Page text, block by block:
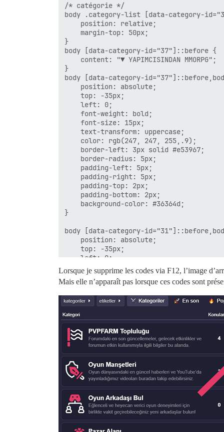
/* catégorie */
body .category-list [data-category-
    position: relative;
    margin-top: 50px;
}
body [data-category-id="37"]::before {
    content: "▼ YAPIMCISINDAN MMORPG";
}
body [data-category-
    position: absolute;
    top: -35px;
    left: 0;
    font-weight: bold;
    font-size: 15px;
    text-transform: uppercase;
    color: rgb(247, 247, 255,.9);
    border-left: 3px solid #e53967;
    border-radius: 5px;
    padding-left: 5px;
    padding-right: 5px;
    padding-top: 2px;
    padding-bottom: 2px;
    background-color: #36364d;
}
body [data-category-
    position: absolute;
    top: -35px;
    left: 0;
    font-weight: bold;
    font-size: 15px;
    text-transform: uppercase;
    color: rgb(247, 247, 255,.9);
    border-left: 3px solid #e53967;
    border-radius: 5px;
    padding-left: 5px;
    padding-right: 5px;
    padding-top: 2px;
    padding-bottom: 2px;
    background-color: #36364d;
}
body .category-list [data-category-
    position: relative;
    margin-top: 50px;
}
body [data-category-id="31"]::before {
    content: "▼ PRIVATE SERVER MMORPG";
Lorsque je supprime les codes via F12, l’image
Mais elle n’apparaît pas lorsque ces codes sont